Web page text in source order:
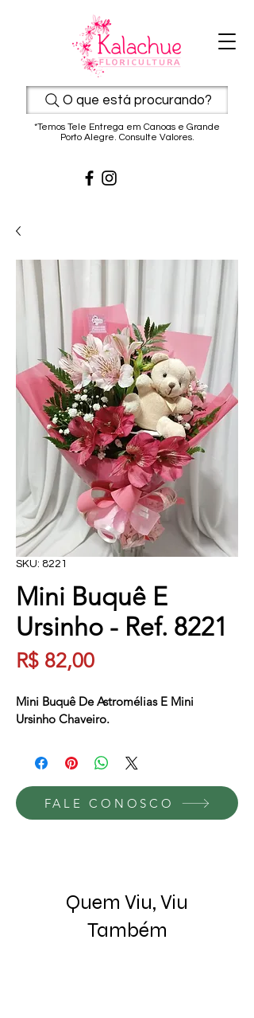
O que está procurando?
*Temos Tele Entrega em Canoas e Grande
Porto Alegre. Consulte Valores.
SKU: 8221
Mini Buquê E
Ursinho - Ref. 8221
R$ 82,00Preço
Mini Buquê De Astromélias E Mini
Ursinho Chaveiro.
FALE CONOSCO
Quem Viu, Viu
Também